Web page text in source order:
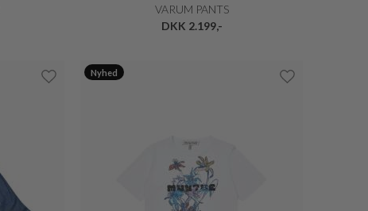
VARUM PANTS
DKK 2.199,-
Nyhed